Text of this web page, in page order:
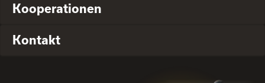
Kooperationen
Kontakt